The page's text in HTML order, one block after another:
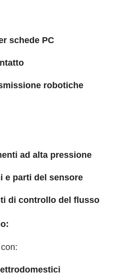
schede PC
robotiche
ad alta pressione
e parti del sensore
di controllo del flusso